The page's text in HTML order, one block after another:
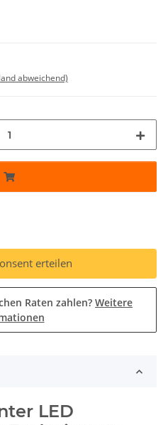
abweichend)
erteilen
Raten zahlen? Weitere
LED